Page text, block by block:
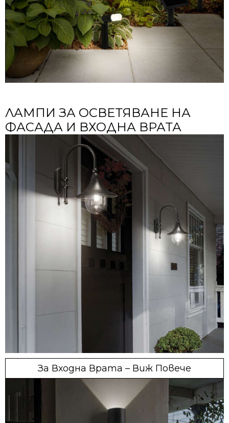
ЛАМПИ ЗА ОСВЕТЯВАНЕ НА
ФАСАДА И ВХОДНА ВРАТА
За Входна Врата – Виж Повече